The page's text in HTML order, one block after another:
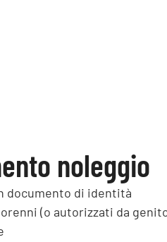
noleggio
documento di identità
(o autorizzati da